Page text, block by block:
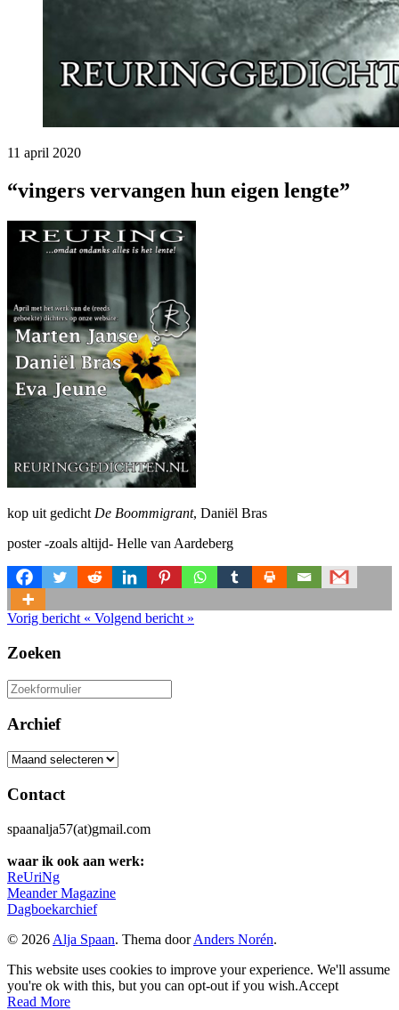
11 april 2020
“vingers vervangen hun eigen lengte”
kop uit gedicht De Boommigrant, Daniël Bras
poster -zoals altijd- Helle van Aardeberg
Vorig bericht « Volgend bericht »
Zoeken
Zoeken
naar:
Archief
Archief
Contact
spaanalja57(at)gmail.com
waar ik ook aan werk:
ReUriNg
Meander Magazine
Dagboekarchief
© 2026 Alja Spaan. Thema doorAnders Norén.
This website uses cookies to improve your experience. We'll assume
you're ok with this, but you can opt-out if you wish.Accept
Read More